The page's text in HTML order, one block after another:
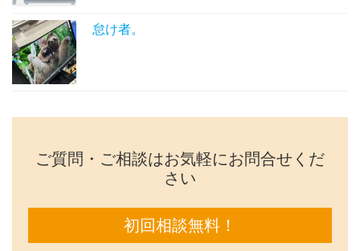
怠け者。
ご質問・ご相談はお気軽にお問合せくだ
さい
初回相談無料！